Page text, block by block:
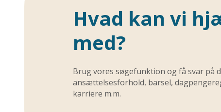
Hvad kan vi
med?
Brug vores søgefunktion og få svar på
ansættelsesforhold, barsel,
karriere m.m.